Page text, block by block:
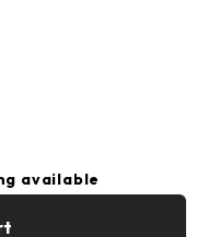
available